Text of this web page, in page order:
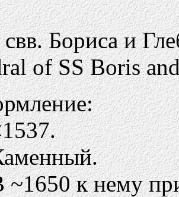
Бориса и
of SS Boris
~1650 к нему